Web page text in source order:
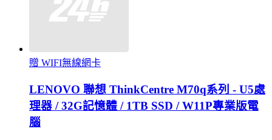
贈 WIFI無線網卡
LENOVO 聯想 ThinkCentre M70q系列 - U5處
理器 / 32G記憶體 / 1TB SSD / W11P專業版電
腦